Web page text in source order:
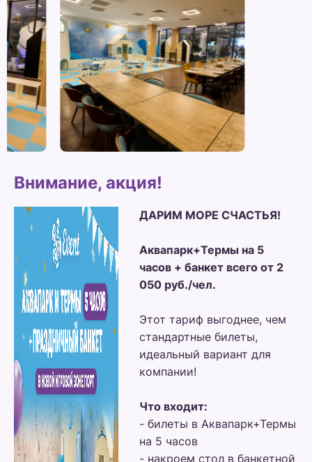
Внимание, акция!
ДАРИМ МОРЕ СЧАСТЬЯ!
Аквапарк+Термы на 5
часов + банкет всего от 2
050 руб./чел.
Этот тариф выгоднее, чем
стандартные билеты,
идеальный вариант для
компании!
Что входит:
- билеты в Аквапарк+Термы
на 5 часов
- накроем стол в банкетной